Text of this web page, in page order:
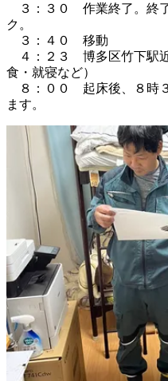
３：３０　作業終了。終
ク。
３：４０　移動
４：２３　博多区竹下駅
食・就寝など）
８：００　起床後、８時